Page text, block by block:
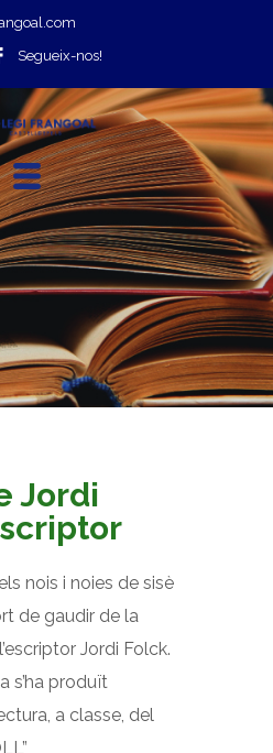
Segueix-nos!
Jordi
nois i noies de sisè
de gaudir de la
Jordi Folck.
s’ha produït
a classe, del